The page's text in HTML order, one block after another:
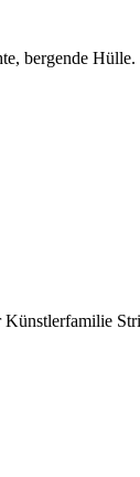
bergende Hülle.